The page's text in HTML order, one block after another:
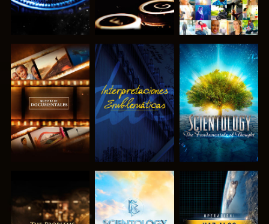
EXPLORA LAS
SERIES
VE
EXPLORA LAS
SERIES
EXPLORA LAS
SERIES
EXPLORA LAS
SERIES
VE